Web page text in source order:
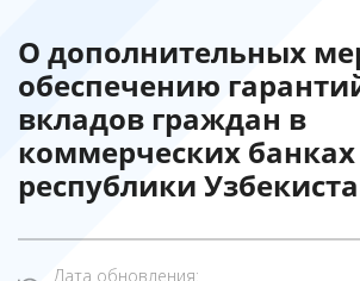
О дополнительных
обеспечению
вкладов граждан в
коммерческих банках
республики
Дата обновления: